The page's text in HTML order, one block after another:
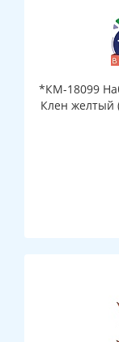
*КМ-18099
Клен желтый